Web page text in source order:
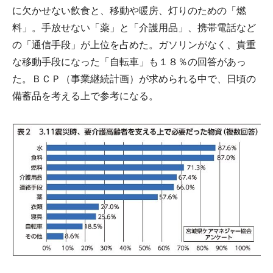
に欠かせない飲食と、移動や暖房、灯りのための「燃
料」。手放せない「薬」と「介護用品」、携帯電話など
の「通信手段」が上位を占めた。ガソリンがなく、貴重
な移動手段になった「自転車」も１８％の回答があっ
た。ＢＣＰ（事業継続計画）が求められる中で、日頃の
備蓄品を考える上で参考になる。